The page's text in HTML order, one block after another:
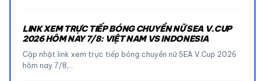
LINK XEM TRỰC TIẾP BÓNG CHUYỀN NỮ SEA V.CUP
2026 HÔM NAY 7/8: VIỆT NAM VS INDONESIA
Cập nhật link xem trực tiếp bóng chuyền nữ SEA V.Cup 2026
hôm nay 7/8,…